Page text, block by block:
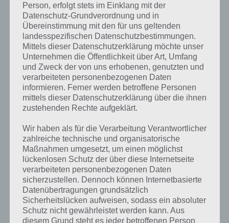
Als Erde wird auch unser Planet, unsere Welt bezeichnet, auf der wir
Menschen leben. Die Erde dreht sich um die Sonne und ist der von
der Entfernung her dritte Planet. Die Erde hat einen Durchmesser
von ca. 12.700 Kilometer und ist ungefähr 4,6 Milliarden Jahre alt. Um
andere Planeten im Universum zu klassifizieren, wurde der Begriff
der erdähnlichen Planeten geprägt. Als erdähnlicher Himmelskörper
wird ein Planet bezeichnet, der eine feste Oberfläche hat, zu einer
Kugel geformt ist und aus Gestein besteht. Unsere Erde dreht sich in
exakt 23 Stunden, 56 Minuten und 4,09 Sekunden einmal um die
eigene Achse. Das ist auch der Grund, warum es Schalttage gibt,
Wasser bedeckt, nur 30 Prozent ist Landfläche und von dieser
Landfläche besiedelt der Menschen dauerhaft rund die Hälfte. In
unserem Sonnensystem ist die Erde der einzige Planet mit flüssigen
Wasser.
Person, erfolgt stets im Einklang mit der
Datenschutz-Grundverordnung und in
Übereinstimmung mit den für uns geltenden
landesspezifischen Datenschutzbestimmungen.
Mittels dieser Datenschutzerklärung möchte unser
Unternehmen die Öffentlichkeit über Art, Umfang
und Zweck der von uns erhobenen, genutzten und
verarbeiteten personenbezogenen Daten
informieren. Ferner werden betroffene Personen
mittels dieser Datenschutzerklärung über die ihnen
zustehenden Rechte aufgeklärt.
Wir haben als für die Verarbeitung Verantwortlicher
zahlreiche technische und organisatorische
Maßnahmen umgesetzt, um einen möglichst
lückenlosen Schutz der über diese Internetseite
verarbeiteten personenbezogenen Daten
sicherzustellen. Dennoch können Internetbasierte
Datenübertragungen grundsätzlich
Sicherheitslücken aufweisen, sodass ein absoluter
Schutz nicht gewährleistet werden kann. Aus
diesem Grund steht es jeder betroffenen Person